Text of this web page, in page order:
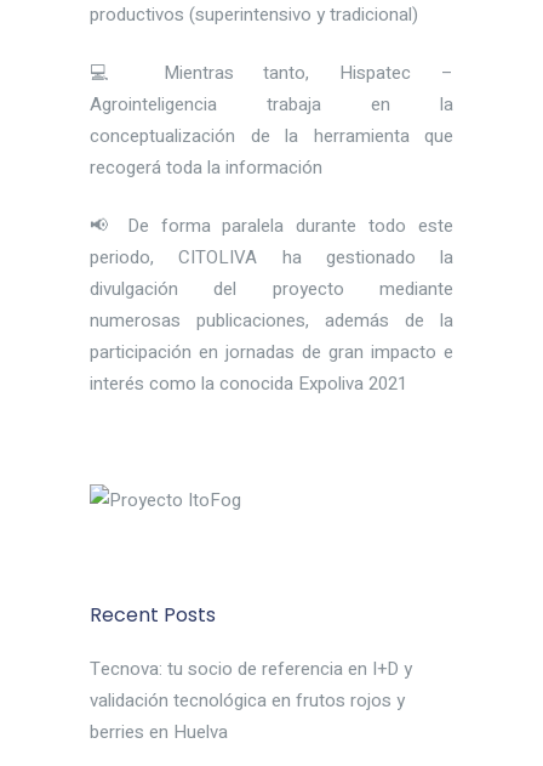
productivos (superintensivo y tradicional)
💻 Mientras tanto, Hispatec –
Agrointeligencia trabaja en la
conceptualización de la herramienta que
recogerá toda la información
📢 De forma paralela durante todo este
periodo, CITOLIVA ha gestionado la
divulgación del proyecto mediante
numerosas publicaciones, además de la
participación en jornadas de gran impacto e
interés como la conocida Expoliva 2021
Recent Posts
Tecnova: tu socio de referencia en I+D y
validación tecnológica en frutos rojos y
berries en Huelva